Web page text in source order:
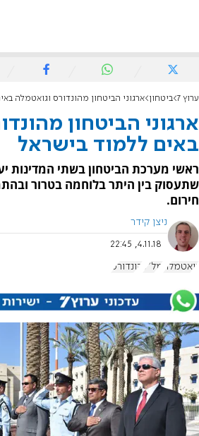
ערוץ 7 ביטחון ארגוני הביטחון מהונדורס וגואטמלה
ארגוני הביטחון
באים ללמוד בישראל
ראשי מערכת הביטחון בשתי המדינות
שתעסוק בין היתר בלוחמה בטרור
חירום.
ניצן קידר
4.11.18, 22:45
גואטמלה מל"ל הונדורס